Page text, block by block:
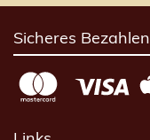
Sicheres Bezahlen